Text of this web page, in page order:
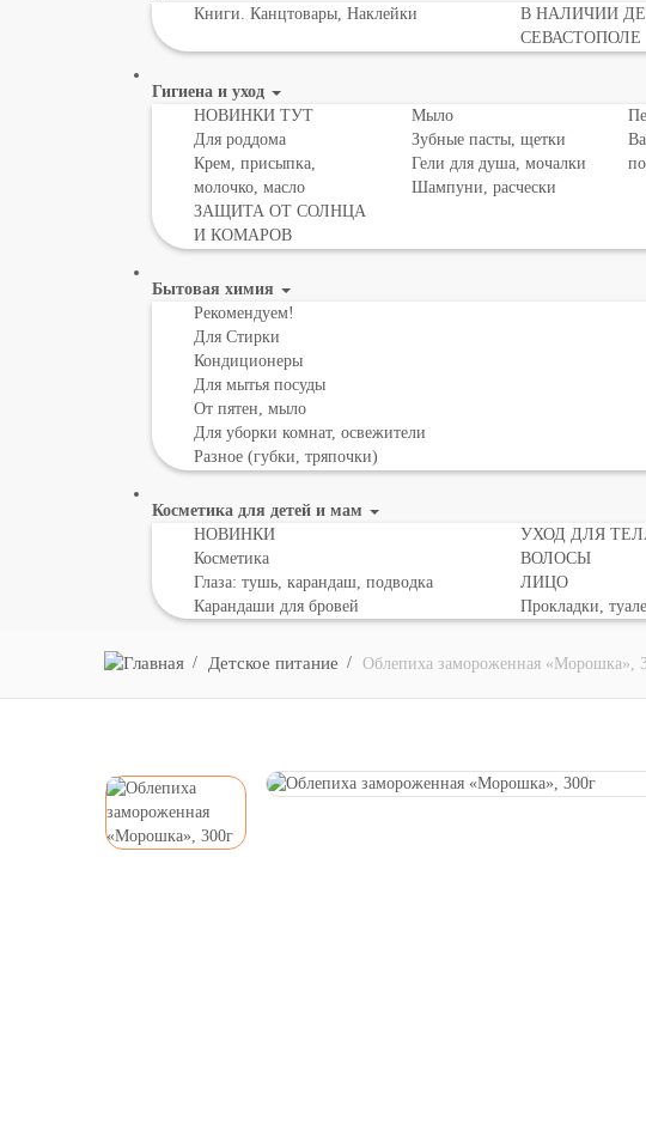
Книги. Канцтовары, Наклейки
В НАЛИЧИИ
СЕВАСТОПОЛЕ
Гигиена и уход
НОВИНКИ ТУТ
Для роддома
Крем, присыпка,
молочко, масло
ЗАЩИТА ОТ СОЛНЦА
И КОМАРОВ
Мыло
Зубные пасты, щетки
Гели для душа, мочалки
Шампуни, расчески
Бытовая химия
Рекомендуем!
Для Стирки
Кондиционеры
Для мытья посуды
От пятен, мыло
Для уборки комнат, освежители
Разное (губки, тряпочки)
Косметика для детей и мам
НОВИНКИ
Косметика
Глаза: тушь, карандаш, подводка
Карандаши для бровей
УХОД ДЛЯ
ВОЛОСЫ
ЛИЦО
Прокладки,
Детское питание Облепиха замороженная «Морошка»,